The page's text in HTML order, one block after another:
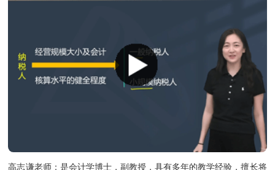
高志谦老师 ：是会计学博士，副教授，具有多年的教学经验，擅长将